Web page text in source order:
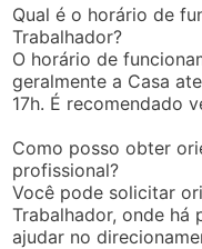
Qual é o horário de
Trabalhador?
O horário de
geralmente a Casa
17h. É recomendado
Como posso obter
profissional?
Você pode solicitar
Trabalhador, onde há
ajudar no